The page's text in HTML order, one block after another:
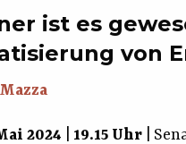
ist es
von
2024 19.15 Uhr |